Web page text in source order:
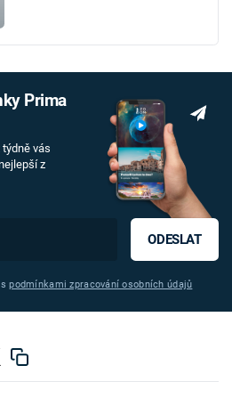
Prima
vás
z
ODESLAT
spodmínkami zpracování osobních údajů